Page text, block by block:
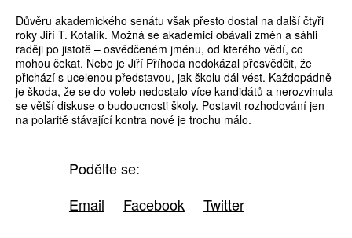
Důvěru akademického senátu však přesto dostal na další čtyři
roky Jiří T. Kotalík. Možná se akademici obávali změn a sáhli
raději po jistotě – osvědčeném jménu, od kterého vědí, co
mohou čekat. Nebo je Jiří Příhoda nedokázal přesvědčit, že
přichází s ucelenou představou, jak školu dál vést. Každopádně
je škoda, že se do voleb nedostalo více kandidátů a nerozvinula
se větší diskuse o budoucnosti školy. Postavit rozhodování jen
na polaritě stávající kontra nové je trochu málo.
Podělte se:
Email
Facebook Twitter